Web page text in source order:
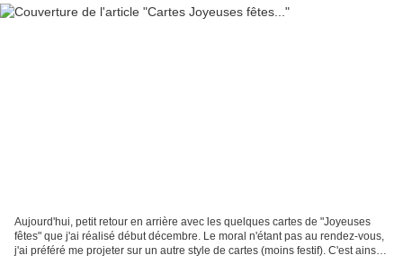
Aujourd'hui, petit retour en arrière avec les quelques cartes de "Joyeuses
fêtes" que j'ai réalisé début décembre. Le moral n'étant pas au rendez-vous,
j'ai préféré me projeter sur un autre style de cartes (moins festif). C'est ainsi